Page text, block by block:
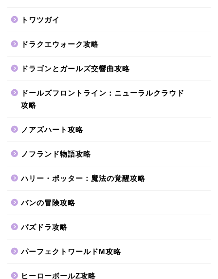
トワツガイ
ドラクエウォーク攻略
ドラゴンとガールズ交響曲攻略
ドールズフロントライン：ニューラルクラウド
攻略
ノアズハート攻略
ノフランド物語攻略
ハリー・ポッター：魔法の覚醒攻略
バンの冒険攻略
パズドラ攻略
パーフェクトワールドM攻略
ヒーローボールZ攻略